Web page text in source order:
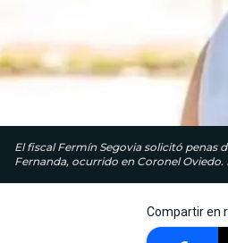
El fiscal Fermín Segovia solicitó penas
Fernanda, ocurrido en Coronel Oviedo.
Compartir en